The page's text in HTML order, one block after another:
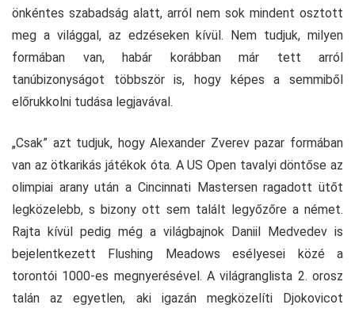
önkéntes szabadság alatt, arról nem sok mindent osztott
meg a világgal, az edzéseken kívül. Nem tudjuk, milyen
formában van, habár korábban már tett arról
tanúbizonyságot többször is, hogy képes a semmiből
előrukkolni tudása legjavával.
„Csak” azt tudjuk, hogy Alexander Zverev pazar formában
van az ötkarikás játékok óta. A US Open tavalyi döntőse az
olimpiai arany után a Cincinnati Mastersen ragadott ütőt
legközelebb, s bizony ott sem talált legyőzőre a német.
Rajta kívül pedig még a világbajnok Daniil Medvedev is
bejelentkezett Flushing Meadows esélyesei közé a
torontói 1000-es megnyerésével. A világranglista 2. orosz
talán az egyetlen, aki igazán megközelíti Djokovicot